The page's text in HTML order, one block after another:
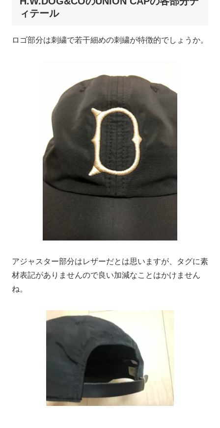
ィテール
ロゴ部分は刺繍で若干細めの刺繍が特徴的でしょうか。
アジャスター部分はレザーだとは思いますが、タグに素
材表記がありませんので良い加減なことはかけません
ね。